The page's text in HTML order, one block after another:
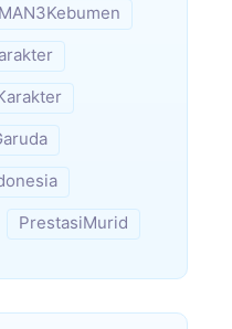
MAN3Kebumen
PrestasiMurid